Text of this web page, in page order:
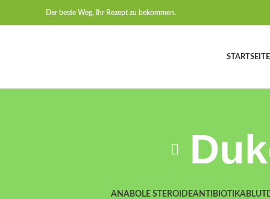
Der beste Weg, Ihr Rezept zu bekommen.
STARTSEITE
ANABOLE STEROIDEANTIBIOTIKA